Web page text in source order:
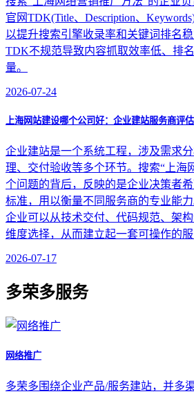
官网TDK(Title、Description、
以提升搜索引擎收录率和关键词排名
TDK不规范导致内容抓取效率低、排
量。
2026-07-24
上海网站建设哪个公司好：企业建站服务商评
企业建站是一个系统工程，涉及需求
理、交付验收等多个环节。搜索“上海
个问题的背后，反映的是企业决策者
标准，用以衡量不同服务商的专业能
企业可以从技术交付、代码规范、架
维度选择，从而建立起一套可操作的服
2026-07-17
多荣多服务
网络推广
多荣多围绕企业产品/服务建站，并多